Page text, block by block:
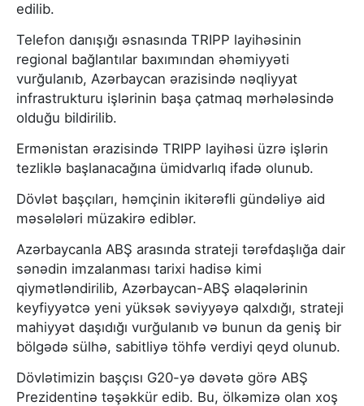
edilib.
Telefon danışığı əsnasında TRIPP layihəsinin
regional bağlantılar baxımından əhəmiyyəti
vurğulanıb, Azərbaycan ərazisində nəqliyyat
infrastrukturu işlərinin başa çatmaq mərhələsində
olduğu bildirilib.
Ermənistan ərazisində TRIPP layihəsi üzrə işlərin
tezliklə başlanacağına ümidvarlıq ifadə olunub.
Dövlət başçıları, həmçinin ikitərəfli gündəliyə aid
məsələləri müzakirə ediblər.
Azərbaycanla ABŞ arasında strateji tərəfdaşlığa dair
sənədin imzalanması tarixi hadisə kimi
qiymətləndirilib, Azərbaycan-ABŞ əlaqələrinin
keyfiyyətcə yeni yüksək səviyyəyə qalxdığı, strateji
mahiyyət daşıdığı vurğulanıb və bunun da geniş bir
bölgədə sülhə, sabitliyə töhfə verdiyi qeyd olunub.
Dövlətimizin başçısı G20-yə dəvətə görə ABŞ
Prezidentinə təşəkkür edib. Bu, ölkəmizə olan xoş